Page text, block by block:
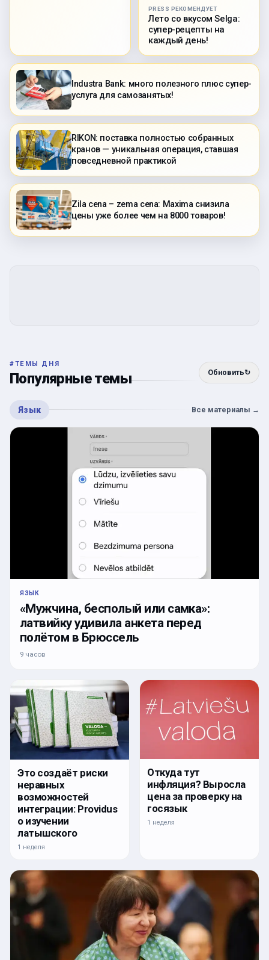
PRESS РЕКОМЕНДУЕТ
Лето со вкусом Selga:
супер-рецепты на
каждый день!
Industra Bank: много полезного плюс супер-
услуга для самозанятых!
RIKON: поставка полностью собранных
кранов — уникальная операция, ставшая
повседневной практикой
Zila cena – zema cena: Maxima снизила
цены уже более чем на 8000 товаров!
#ТЕМЫ ДНЯ
Популярные темы Обновить↻
Язык Все материалы →
ЯЗЫК
«Мужчина, бесполый или самка»:
латвийку удивила анкета перед
полётом в Брюссель
9 часов
Это создаёт риски
неравных
возможностей
интеграции: Providus
о изучении
латышского
1 неделя
Откуда тут
инфляция? Выросла
цена за проверку на
госязык
1 неделя